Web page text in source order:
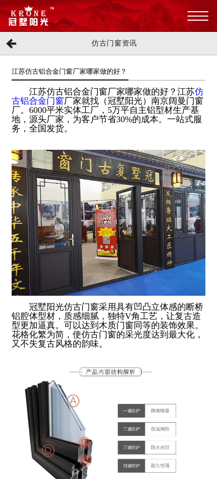
仿古门窗资讯
江苏仿古铝合金门窗厂家哪家做的好？
江苏仿古铝合金门窗厂家哪家做的好？江苏仿
古铝合金门窗厂家就找（冠墅阳光）南京阔曼门窗
厂。6000平米实体工厂，5万平自主铝型材生产基
地，源头厂家，为客户节省30%的成本。一站式服
务，全国发货。
冠墅阳光仿古门窗采用具有凹凸立体感的断桥
铝腔体型材，质感细腻，独特V角工艺，让复古造
型更加逼真。可以达到木质门窗同等的装饰效果。
花格化繁为简，使仿古门窗的采光度达到最大化，
又不失复古风格的韵味。